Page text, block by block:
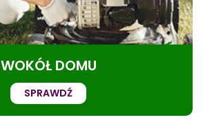
WOKÓŁ DOMU
SPRAWDŹ